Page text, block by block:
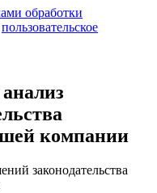
обработки
пользовательское
компании
законодательства